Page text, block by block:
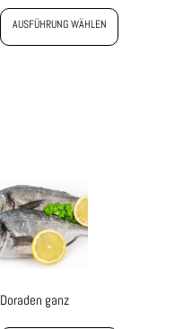
AUSFÜHRUNG WÄHLEN
Doraden ganz